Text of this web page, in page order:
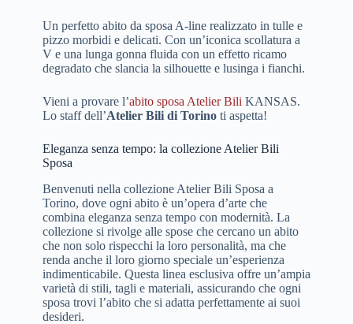
Un perfetto abito da sposa A-line realizzato in tulle e
pizzo morbidi e delicati. Con un’iconica scollatura a
V e una lunga gonna fluida con un effetto ricamo
degradato che slancia la silhouette e lusinga i fianchi.
Vieni a provare l’abito sposa Atelier Bili KANSAS.
Lo staff dell’Atelier Bili di Torinoti aspetta!
Eleganza senza tempo: la collezione Atelier Bili
Sposa
Benvenuti nella collezione Atelier Bili Sposa a
Torino, dove ogni abito è un’opera d’arte che
combina eleganza senza tempo con modernità. La
collezione si rivolge alle spose che cercano un abito
che non solo rispecchi la loro personalità, ma che
renda anche il loro giorno speciale un’esperienza
indimenticabile. Questa linea esclusiva offre un’ampia
varietà di stili, tagli e materiali, assicurando che ogni
sposa trovi l’abito che si adatta perfettamente ai suoi
desideri.